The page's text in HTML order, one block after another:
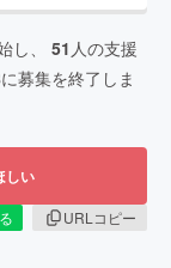
し、 51 人の支援
に募集を終了しま
しい
URLコピー